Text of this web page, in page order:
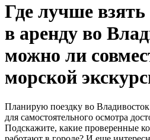
Где лучше
в аренду во
можно ли
морской
Планирую поездку во
для самостоятельного осмотра
Подскажите, какие проверенные